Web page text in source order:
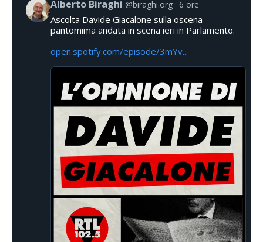
Alberto Biraghi @biraghi.org 6 ore
Ascolta Davide Giacalone sulla oscena
pantomima andata in scena ieri in Parlamento.
open.spotify.com/episode/3mYv...